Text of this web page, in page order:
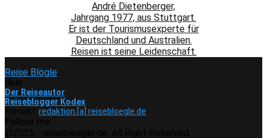
André Dietenberger,
Jahrgang 1977, aus Stuttgart.
Er ist der Tourismusexperte für
Deutschland und Australien.
Reisen ist seine Leidenschaft.
Reise Blögle
Der Reiseautor
Reiseblogger Kodex
redaktion [a] reisebloegle.de